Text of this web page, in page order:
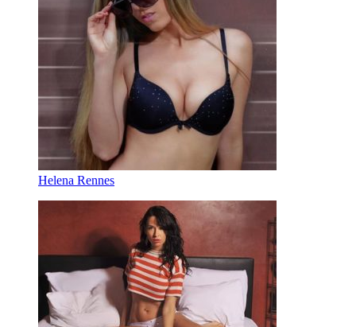
Helena Rennes